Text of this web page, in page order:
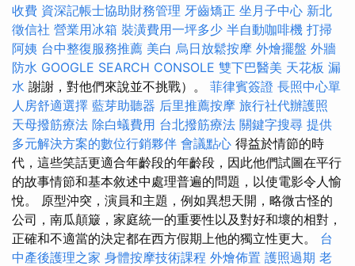
收費 資深記帳士協助財務管理 牙齒矯正 坐月子中心 新北
徵信社 營業用冰箱 裝潢費用一坪多少 半自動咖啡機 打掃
阿姨 台中整復服務推薦 美白 烏日放鬆按摩 外燴擺盤 外牆
防水 GOOGLE SEARCH CONSOLE 雙下巴醫美 天花板 漏
水 謝謝，對他們來說並不挑戰）。 菲律賓簽證 長照中心單
人房舒適選擇 藍芽助聽器 后里推薦按摩 旅行社代辦護照
天母撥筋療法 除白蟻費用 台北撥筋療法 關鍵字搜尋 提供
多元解決方案的數位行銷夥伴 會議點心 得益於情節的時
代，這些笑話更適合年齡段的年齡段，因此他們試圖在平行
的故事情節和基本敘述中處理普遍的問題，以使電影令人愉
悅。 原型沖突，演員和主題，例如異想天開，略微古怪的
公司，南瓜顛簸，家庭統一的重要性以及對好和壞的相對，
正確和不適當的決定都在西方假期上他的獨立性更大。 台
中產後護理之家 身體按摩技術課程 外燴佈置 護照過期 老